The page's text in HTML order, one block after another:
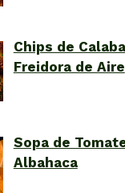
Chips de
Freidora de Aire
Sopa de
Albahaca